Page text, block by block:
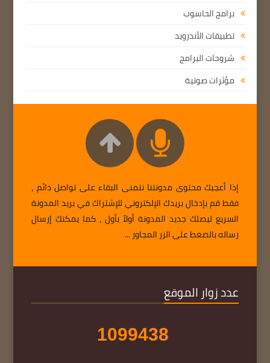
برامج الحاسوب
تطبيقات الأندرويد
شروحات البرامج
مؤثرات صوتية
إذا أعجبك محتوى مدونتنا نتمنى البقاء على تواصل دائم ،
فقط قم بإدخال بريدك الإلكتروني للإشتراك في بريد المدونة
السريع ليصلك جديد المدونة أولاً بأول ، كما يمكنك إرسال
رساله بالضغط على الزر المجاور ...
عدد زوار الموقع
1099438